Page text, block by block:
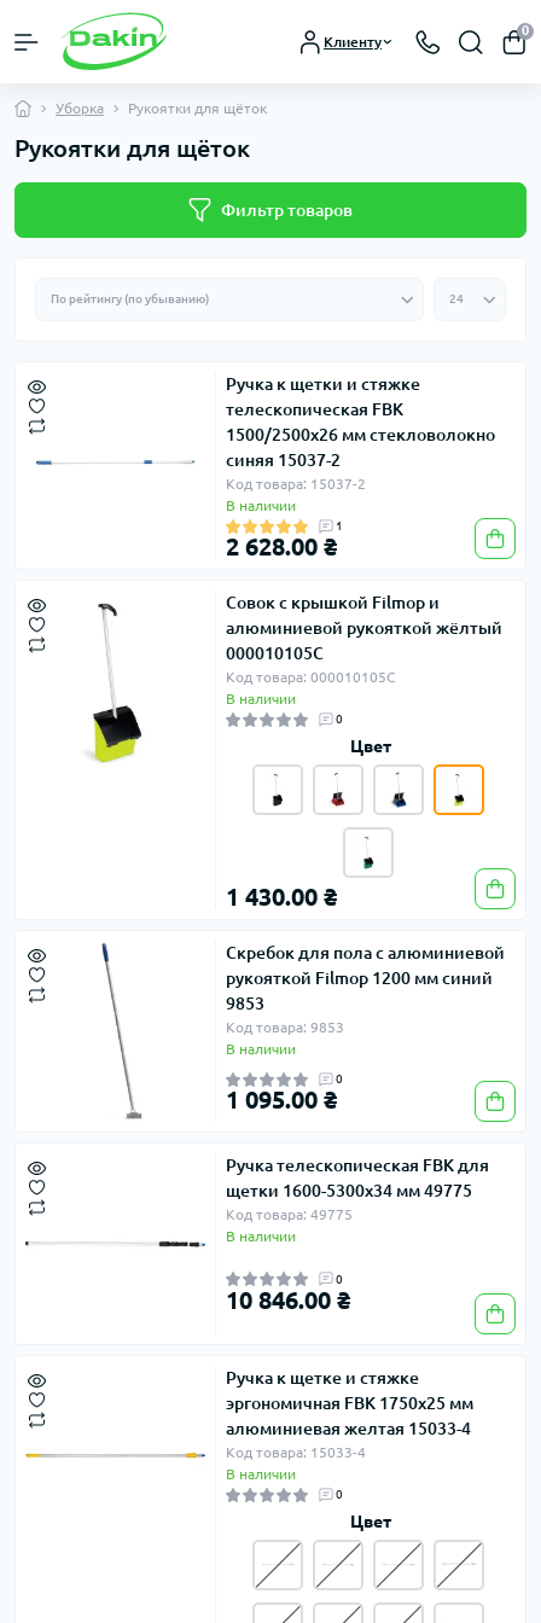
Клиенту
0
Уборка Рукоятки для щёток
Рукоятки для щёток
Фильтр товаров
Ручка к щетки и стяжке
телескопическая FBK
1500/2500х26 мм стекловолокно
синяя 15037-2
Код товара: 15037-2
В наличии
1
2 628.00 ₴
Совок с крышкой Filmop и
алюминиевой рукояткой жёлтый
000010105C
Код товара: 000010105C
В наличии
0
Цвет
1 430.00 ₴
Скребок для пола с алюминиевой
рукояткой Filmop 1200 мм синий
9853
Код товара: 9853
В наличии
0
1 095.00 ₴
Ручка телескопическая FBK для
щетки 1600-5300х34 мм 49775
Код товара: 49775
В наличии
0
10 846.00 ₴
Ручка к щетке и стяжке
эргономичная FBK 1750х25 мм
алюминиевая желтая 15033-4
Код товара: 15033-4
В наличии
0
Цвет